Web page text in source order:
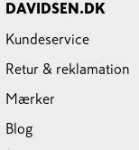
DAVIDSEN.DK
Kundeservice
Retur & reklamation
Mærker
Blog